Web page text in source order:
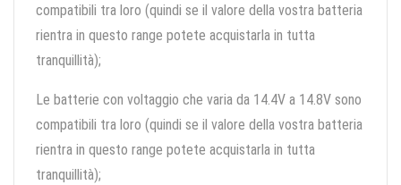
compatibili tra loro (quindi se il valore della vostra batteria
rientra in questo range potete acquistarla in tutta
tranquillità);
Le batterie con voltaggio che varia da 14.4V a 14.8V sono
compatibili tra loro (quindi se il valore della vostra batteria
rientra in questo range potete acquistarla in tutta
tranquillità);